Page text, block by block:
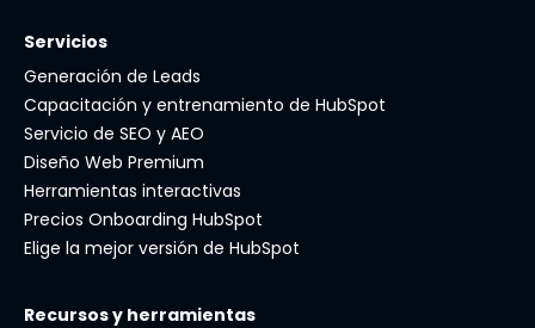
Servicios
Generación de Leads
Capacitación y entrenamiento de HubSpot
Servicio de SEO y AEO
Diseño Web Premium
Herramientas interactivas
Precios Onboarding HubSpot
Elige la mejor versión de HubSpot
Recursos y herramientas